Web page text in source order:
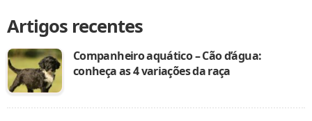
Artigos recentes
Companheiro aquático – Cão d’água:
conheça as 4 variações da raça